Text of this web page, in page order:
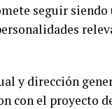
seguir siendo
y dirección
con el proyecto